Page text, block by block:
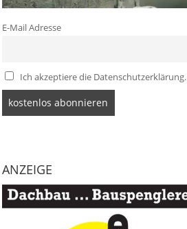
E-Mail Adresse
Ich akzeptiere die Datenschutzerklärung.
ANZEIGE